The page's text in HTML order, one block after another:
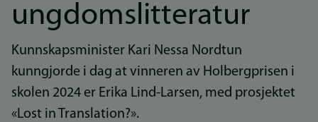
ungdomslitteratur
Kunnskapsminister Kari Nessa Nordtun
kunngjorde i dag at vinneren av Holbergprisen i
skolen 2024 er Erika Lind-Larsen, med prosjektet
«Lost in Translation?».